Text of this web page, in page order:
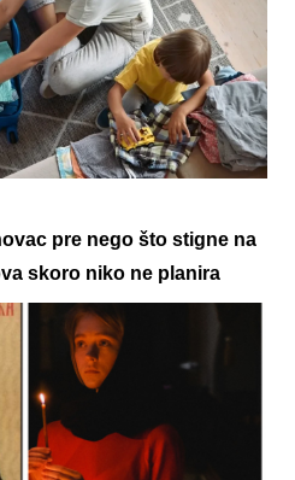
pre nego što stigne na
skoro niko ne planira